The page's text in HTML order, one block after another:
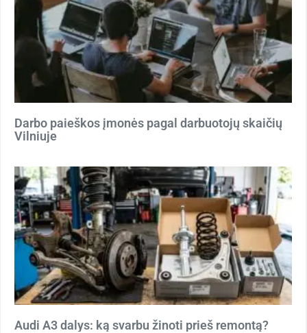
Darbo paieškos įmonės pagal darbuotojų skaičių
Vilniuje
Audi A3 dalys: ką svarbu žinoti prieš remontą?